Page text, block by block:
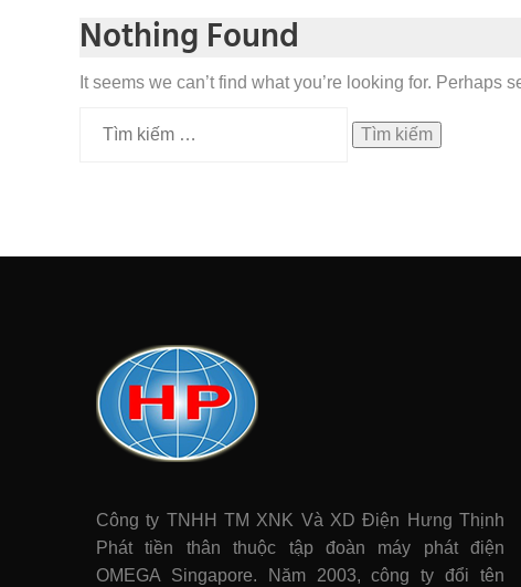
Nothing Found
It seems we can’t find what you’re looking for. Perhaps
Công ty TNHH TM XNK Và XD Điện Hưng Thịnh
Phát tiền thân thuộc tập đoàn máy phát điện
OMEGA Singapore. Năm 2003, công ty đổi tên